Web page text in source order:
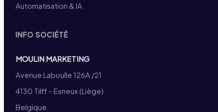
Automatisation & IA
INFO SOCIÉTÉ
MOULIN MARKETING
Avenue Laboulle 126A /21
4130 Tilff – Esneux (Liège)
Belgique